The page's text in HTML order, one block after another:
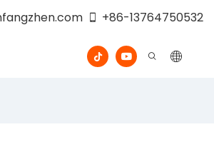
+86-13764750532